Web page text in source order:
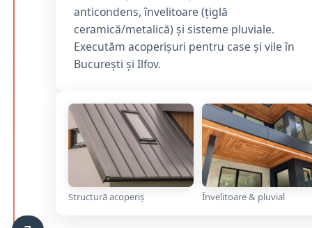
anticondens, învelitoare (țiglă
ceramică/metalică) și sisteme pluviale.
Executăm acoperișuri pentru case și vile în
București și Ilfov.
Structură acoperiș Învelitoare & pluvial